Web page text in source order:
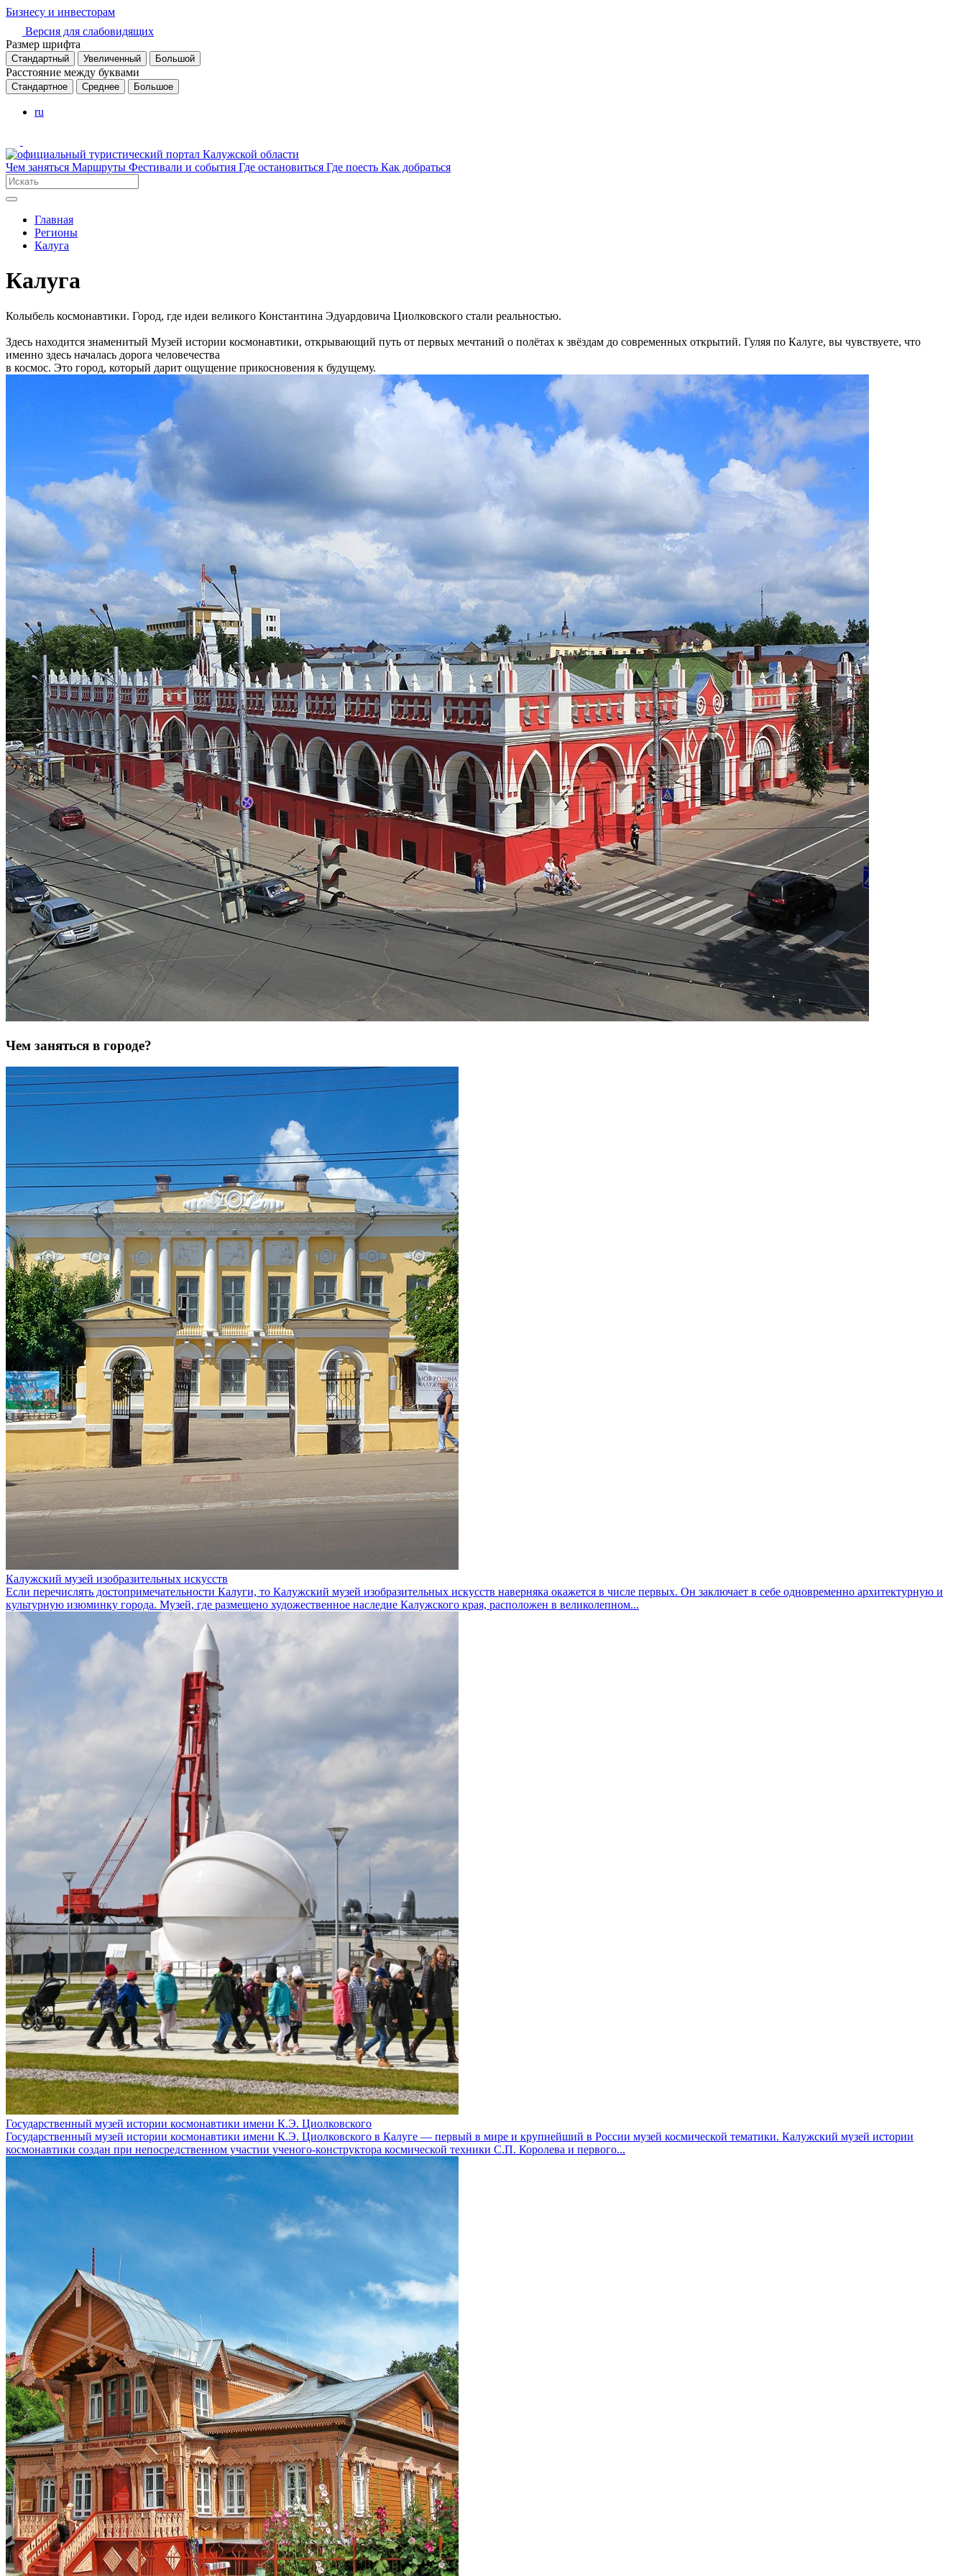
Бизнесу и инвесторам
Версия для слабовидящих
Размер шрифта
Стандартный Увеличенный Большой
Расстояние между буквами
Стандартное Среднее Большое
ru
Чем заняться Маршруты Фестивали и события Где остановиться Где поесть Как добраться
Главная
Регионы
Калуга
Калуга
Колыбель космонавтики. Город, где идеи великого Константина Эдуардовича Циолковского стали реальностью.
Здесь находится знаменитый Музей истории космонавтики, открывающий путь от первых мечтаний о полётах к звёздам до современных открытий. Гуляя по Калуге, вы чувствуете, что
именно здесь началась дорога человечества
в космос. Это город, который дарит ощущение прикосновения к будущему.
Чем заняться в городе?
Калужский музей изобразительных искусств
Если перечислять достопримечательности Калуги, то Калужский музей изобразительных искусств наверняка окажется в числе первых. Он заключает в себе одновременно архитектурную и
культурную изюминку города. Музей, где размещено художественное наследие Калужского края, расположен в великолепном...
Государственный музей истории космонавтики имени К.Э. Циолковского
Государственный музей истории космонавтики имени К.Э. Циолковского в Калуге — первый в мире и крупнейший в России музей космической тематики. Калужский музей истории
космонавтики создан при непосредственном участии ученого-конструктора космической техники С.П. Королева и первого...